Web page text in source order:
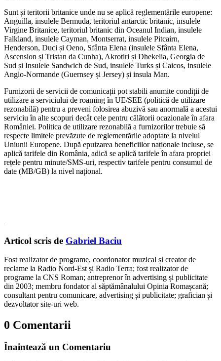
Sunt și teritorii britanice unde nu se aplică reglementările europene:
Anguilla, insulele Bermuda, teritoriul antarctic britanic, insulele
Virgine Britanice, teritoriul britanic din Oceanul Indian, insulele
Falkland, insulele Cayman, Montserrat, insulele Pitcairn,
Henderson, Duci și Oeno, Sfânta Elena (insulele Sfânta Elena,
Ascension și Tristan da Cunha), Akrotiri și Dhekelia, Georgia de
Sud și Insulele Sandwich de Sud, insulele Turks și Caicos, insulele
Anglo-Normande (Guernsey și Jersey) și insula Man.
Furnizorii de servicii de comunicații pot stabili anumite condiții de
utilizare a serviciului de roaming în UE/SEE (politică de utilizare
rezonabilă) pentru a preveni folosirea abuzivă sau anormală a acestui
serviciu în alte scopuri decât cele pentru călătorii ocazionale în afara
României. Politica de utilizare rezonabilă a furnizorilor trebuie să
respecte limitele prevăzute de reglementările adoptate la nivelul
Uniunii Europene. După epuizarea beneficiilor naționale incluse, se
aplică tarifele din România, adică se aplică tarifele în afara propriei
rețele pentru minute/SMS-uri, respectiv tarifele pentru consumul de
date (MB/GB) la nivel național.
Articol scris de Gabriel Baciu
Fost realizator de programe, coordonator muzical și creator de
reclame la Radio Nord-Est și Radio Terra; fost realizator de
programe la CNS Roman; antreprenor în advertising și publicitate
din 2003; membru fondator al săptămânalului Opinia Romașcană;
consultant pentru comunicare, advertising și publicitate; grafician și
dezvoltator site-uri web.
0 Comentarii
Înaintează un Comentariu